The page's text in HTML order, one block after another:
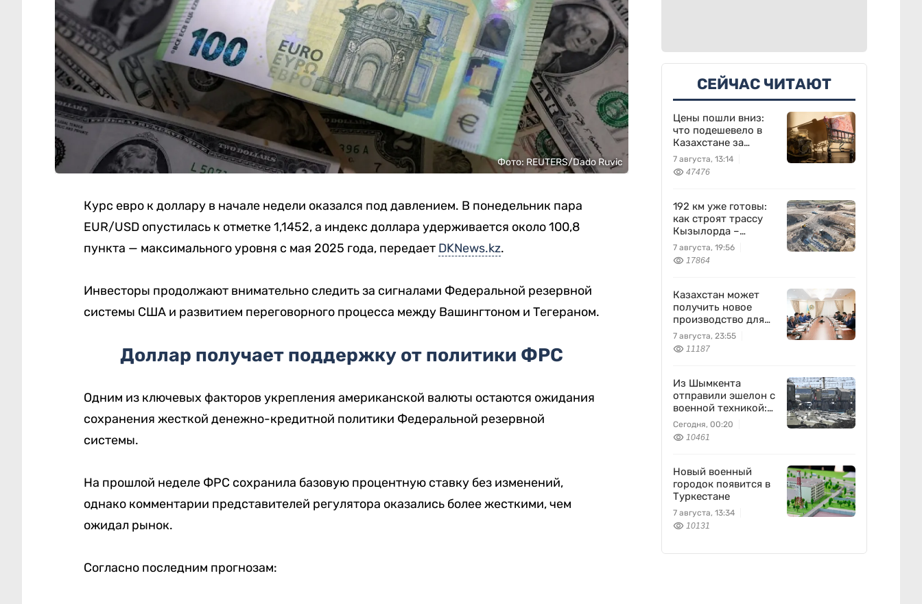
Фото: REUTERS/Dado Ruvic
Курс евро к доллару в начале недели оказался под давлением. В понедельник пара
EUR/USD опустилась к отметке 1,1452, а индекс доллара удерживается около 100,8
пункта — максимального уровня с мая 2025 года, передает DKNews.kz.
Инвесторы продолжают внимательно следить за сигналами Федеральной резервной
системы США и развитием переговорного процесса между Вашингтоном и Тегераном.
Доллар получает поддержку от политики ФРС
Одним из ключевых факторов укрепления американской валюты остаются ожидания
сохранения жесткой денежно-кредитной политики Федеральной резервной
системы.
На прошлой неделе ФРС сохранила базовую процентную ставку без изменений,
однако комментарии представителей регулятора оказались более жесткими, чем
ожидал рынок.
Согласно последним прогнозам:
СЕЙЧАС ЧИТАЮТ
Цены пошли вниз:
что подешевело в
Казахстане за
неделю
7 августа, 13:14
47476
192 км уже готовы:
как строят трассу
Кызылорда –
Жезказган
7 августа, 19:56
17864
Казахстан может
получить новое
производство для
химпрома и
энергетики
7 августа, 23:55
11187
Из Шымкента
отправили эшелон с
военной техникой:
что известно
Сегодня, 00:20
10461
Новый военный
городок появится в
Туркестане
7 августа, 13:34
10131